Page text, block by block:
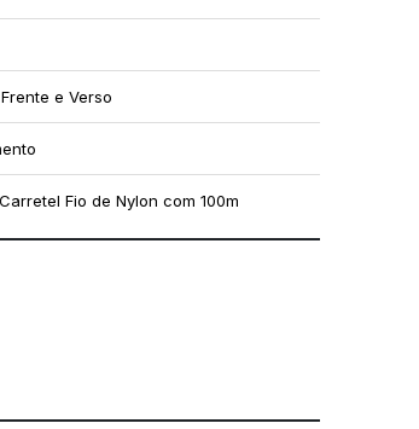
e Verso
Fio de Nylon com 100m
gabaritos